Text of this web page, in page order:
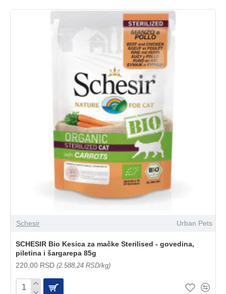
Schesir Urban Pets
SCHESIR Bio Kesica za mačke Sterilised - govedina,
piletina i šargarepa 85g
220,00 RSD (2.588,24 RSD/kg)